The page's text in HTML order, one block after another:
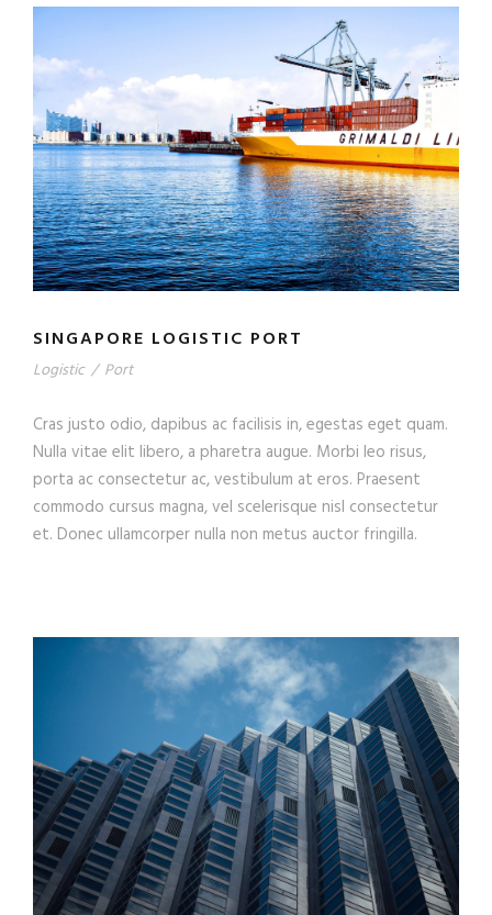
SINGAPORE LOGISTIC PORT
Logistic / Port
Cras justo odio, dapibus ac facilisis in, egestas eget quam.
Nulla vitae elit libero, a pharetra augue. Morbi leo risus,
porta ac consectetur ac, vestibulum at eros. Praesent
commodo cursus magna, vel scelerisque nisl consectetur
et. Donec ullamcorper nulla non metus auctor fringilla.